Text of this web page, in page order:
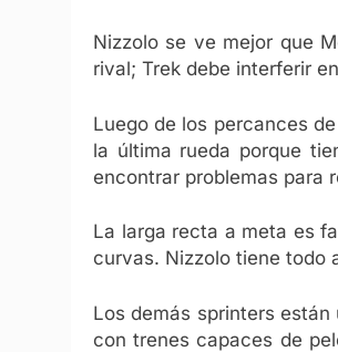
Nizzolo se ve mejor que
rival; Trek debe interferir
Luego de los percances
la última rueda porque
encontrar problemas para
La larga recta a meta es
curvas. Nizzolo tiene todo
Los demás sprinters
con trenes capaces de